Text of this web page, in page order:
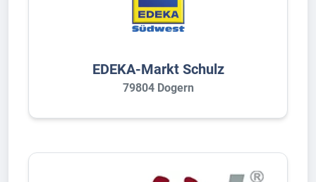
EDEKA-Markt Schulz
79804 Dogern